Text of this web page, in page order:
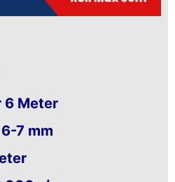
6 Meter
7 mm